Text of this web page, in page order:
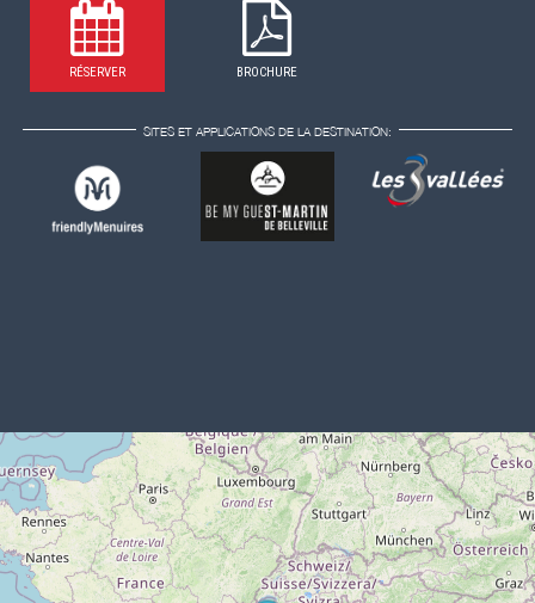
RÉSERVER BROCHURE
SITES ET APPLICATIONS DE LA DESTINATION: